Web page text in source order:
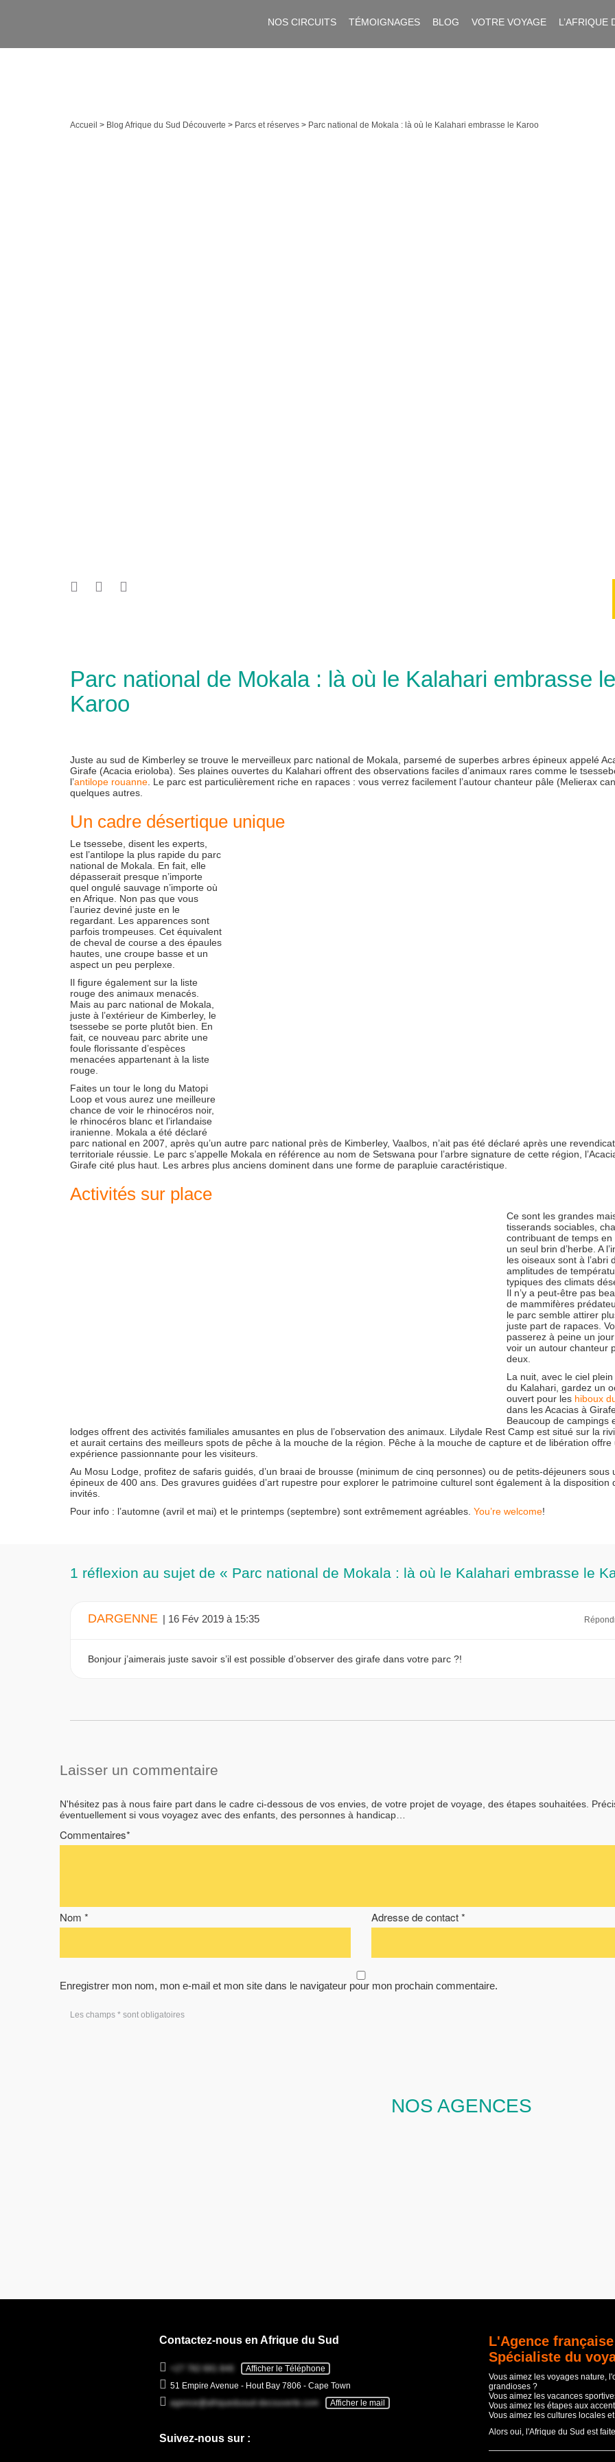
NOS CIRCUITS TÉMOIGNAGES BLOG VOTRE VOYAGE L’AFRIQUE
Accueil > Blog Afrique du Sud Découverte > Parcs et réserves > Parc national de Mokala : là où le Kalahari embrasse le Karoo
Parc national de Mokala : là où le Kalahari embrasse le
Karoo
Juste au sud de Kimberley se trouve le merveilleux parc national de Mokala, parsemé de superbes arbres épineux appelé
Girafe (Acacia erioloba). Ses plaines ouvertes du Kalahari offrent des observations faciles d’animaux rares comme le
l’antilope rouanne. Le parc est particulièrement riche en rapaces : vous verrez facilement l’autour chanteur pâle (Melierax
quelques autres.
Un cadre désertique unique
Le tsessebe, disent les experts,
est l’antilope la plus rapide du parc
national de Mokala. En fait, elle
dépasserait presque n’importe
quel ongulé sauvage n’importe où
en Afrique. Non pas que vous
l’auriez deviné juste en le
regardant. Les apparences sont
parfois trompeuses. Cet équivalent
de cheval de course a des épaules
hautes, une croupe basse et un
aspect un peu perplexe.
Il figure également sur la liste
rouge des animaux menacés.
Mais au parc national de Mokala,
juste à l’extérieur de Kimberley, le
tsessebe se porte plutôt bien. En
fait, ce nouveau parc abrite une
foule florissante d’espèces
menacées appartenant à la liste
rouge.
Faites un tour le long du Matopi
Loop et vous aurez une meilleure
chance de voir le rhinocéros noir,
le rhinocéros blanc et l’irlandaise
iranienne. Mokala a été déclaré
parc national en 2007, après qu’un autre parc national près de Kimberley, Vaalbos, n’ait pas été déclaré après une
territoriale réussie. Le parc s’appelle Mokala en référence au nom de Setswana pour l’arbre signature de cette région,
Girafe cité plus haut. Les arbres plus anciens dominent dans une forme de parapluie caractéristique.
Activités sur place
Ce sont les grandes
tisserands sociables,
contribuant de temps en
un seul brin d’herbe. A
les oiseaux sont à l’abri
amplitudes de
typiques des climats
Il n’y a peut-être pas
de mammifères
le parc semble attirer
juste part de rapaces.
passerez à peine un
voir un autour chanteur
deux.
La nuit, avec le ciel plein
du Kalahari, gardez un
ouvert pour les hiboux
dans les Acacias à
Beaucoup de campings
lodges offrent des activités familiales amusantes en plus de l’observation des animaux. Lilydale Rest Camp est situé sur la
et aurait certains des meilleurs spots de pêche à la mouche de la région. Pêche à la mouche de capture et de libération offre
expérience passionnante pour les visiteurs.
Au Mosu Lodge, profitez de safaris guidés, d’un braai de brousse (minimum de cinq personnes) ou de petits-déjeuners sous
épineux de 400 ans. Des gravures guidées d’art rupestre pour explorer le patrimoine culturel sont également à la disposition
invités.
Pour info : l’automne (avril et mai) et le printemps (septembre) sont extrêmement agréables. You’re welcome!
1 réflexion au sujet de « Parc national de Mokala : là où le Kalahari embrasse le
DARGENNE | 16 Fév 2019 à 15:35
Bonjour j’aimerais juste savoir s’il est possible d’observer des girafe dans votre parc ?!
Laisser un commentaire
N'hésitez pas à nous faire part dans le cadre ci-dessous de vos envies, de votre projet de voyage, des étapes souhaitées.
éventuellement si vous voyagez avec des enfants, des personnes à handicap…
Commentaires*
Nom * Adresse de contact *
Enregistrer mon nom, mon e-mail et mon site dans le navigateur pour mon prochain commentaire.
Les champs * sont obligatoires
NOS AGENCES
Contactez-nous en Afrique du Sud
+27 782 681 846
Afficher le Téléphone
51 Empire Avenue - Hout Bay 7806 - Cape Town
agence@afriquedusud-decouverte.com
Afficher le mail
Suivez-nous sur :
L'Agence
Spécialiste du
Vous aimez les voyages nature,
grandioses ?
Vous aimez les vacances
Vous aimez les étapes aux
Vous aimez les cultures locales
Alors oui, l'Afrique du Sud est